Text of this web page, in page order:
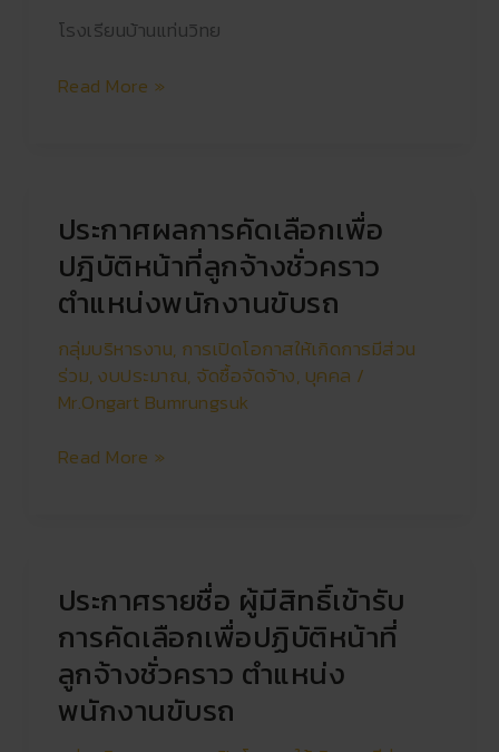
โรงเรียนบ้านแท่นวิทย
หรือ
สากล
Read More »
ประกาศผลการคัดเลือกเพื่อ
ปฎิบัติหน้าที่ลูกจ้างชั่วคราว
ตำแหน่งพนักงานขับรถ
กลุ่มบริหารงาน, การเปิดโอกาสให้เกิดการมีส่วน
ร่วม,งบประมาณ, จัดซื้อจัดจ้าง, บุคคล /
Mr.Ongart Bumrungsuk
ประกาศ
ผล
การ
คัด
เลือก
เพื่อ
ปฎิบัติ
หน้าที่
ลูกจ้าง
ชั่วคราว
รถ
Read More »
ประกาศรายชื่อ ผู้มีสิทธิ์เข้ารับ
การคัดเลือกเพื่อปฏิบัติหน้าที่
ลูกจ้างชั่วคราว ตำแหน่ง
พนักงานขับรถ
ประกาศ
ชื่อ
ผู้
มี